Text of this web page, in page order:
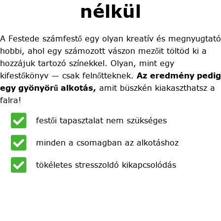
nélkül
A Festede számfestő egy olyan kreatív és megnyugtató
hobbi, ahol egy számozott vászon mezőit töltöd ki a
hozzájuk tartozó színekkel. Olyan, mint egy
kifestőkönyv — csak felnőtteknek. Az eredmény pedig
egy gyönyörű alkotás, amit büszkén kiakaszthatsz a
falra!
festői tapasztalat nem szükséges
minden a csomagban az alkotáshoz
tökéletes stresszoldó kikapcsolódás